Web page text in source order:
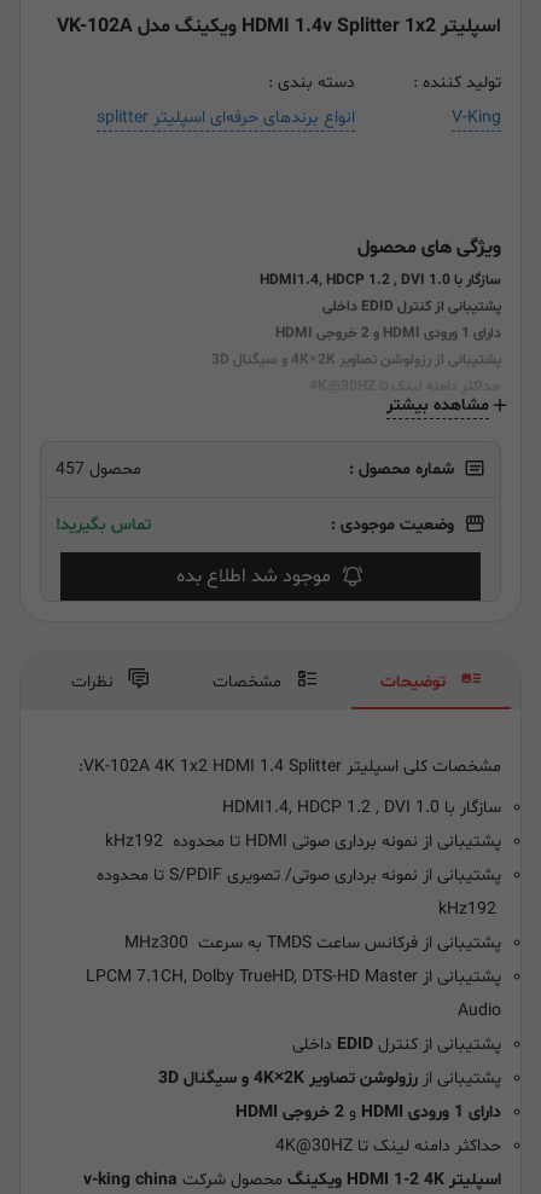
اسپلیتر HDMI 1.4v Splitter 1x2 ویکینگ مدل VK-102A
تولید کننده :
V-King
دسته بندی :
انواع برندهای حرفه‌ای اسپلیتر splitter
ویژگی های محصول
سازگار با HDMI1.4, HDCP 1.2 , DVI 1.0
پشتیبانی از کنترل EDID داخلی
دارای 1 ورودی HDMI و 2 خروجی HDMI
پشتیبانی از رزولوشن تصاویر 4K×2K و سیگنال 3D
مشاهده بیشتر
شماره محصول : محصول 457
وضعیت موجودی : تماس بگیرید!
موجود شد اطلاع بده
مشخصات کلی اسپلیتر VK-102A 4K 1x2 HDMI 1.4 Splitter:
سازگار با HDMI1.4, HDCP 1.2 , DVI 1.0
پشتیبانی از نمونه برداری صوتی HDMI تا محدوده kHz192
پشتیبانی از نمونه برداری صوتی/ تصویری S/PDIF تا محدوده
پشتیبانی از فرکانس ساعت TMDS به سرعت MHz300
پشتیبانی از LPCM 7.1CH, Dolby TrueHD, DTS-HD Master
Audio
پشتیبانی از کنترل EDID داخلی
پشتیبانی از رزولوشن تصاویر 4K×2K و سیگنال 3D
دارای 1 ورودی HDMI
و 2 خروجی HDMI
حداکثر دامنه لینک تا 4K@30HZ
اسپلیتر HDMI 1-2 4K ویکینگ
محصول شرکت v-king china